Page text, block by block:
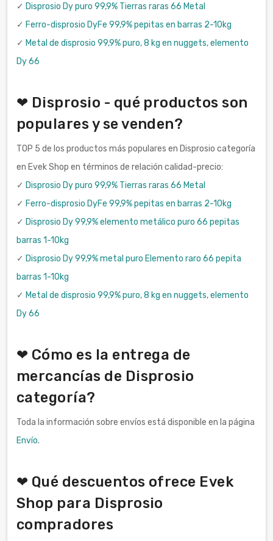
✓ Disprosio Dy puro 99,9% Tierras raras 66 Metal
✓ Ferro-disprosio DyFe 99,9% pepitas en barras 2-10kg
✓ Metal de disprosio 99,9% puro, 8 kg en nuggets, elemento
Dy 66
❤ Disprosio - qué productos son
populares y se venden?
TOP 5 de los productos más populares en Disprosio categoría
en Evek Shop en términos de relación calidad-precio:
✓ Disprosio Dy puro 99,9% Tierras raras 66 Metal
✓ Ferro-disprosio DyFe 99,9% pepitas en barras 2-10kg
✓ Disprosio Dy 99,9% elemento metálico puro 66 pepitas
barras 1-10kg
✓ Disprosio Dy 99,9% metal puro Elemento raro 66 pepita
barras 1-10kg
✓ Metal de disprosio 99,9% puro, 8 kg en nuggets, elemento
Dy 66
❤ Cómo es la entrega de
mercancías de Disprosio
categoría?
Toda la información sobre envíos está disponible en la página
Envío.
❤ Qué descuentos ofrece Evek
Shop para Disprosio
compradores